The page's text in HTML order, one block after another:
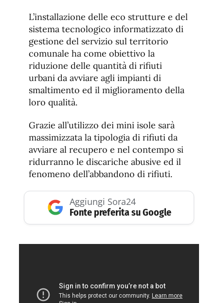
L’installazione delle eco strutture e del
sistema tecnologico informatizzato di
gestione del servizio sul territorio
comunale ha come obiettivo la
riduzione delle quantità di rifiuti
urbani da avviare agli impianti di
smaltimento ed il miglioramento della
loro qualità.
Grazie all’utilizzo dei mini isole sarà
massimizzata la tipologia di rifiuti da
avviare al recupero e nel contempo si
ridurranno le discariche abusive ed il
fenomeno dell’abbandono di rifiuti.
Aggiungi Sora24
Fonte preferita su Google